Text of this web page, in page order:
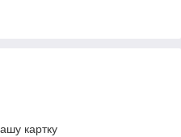
картку